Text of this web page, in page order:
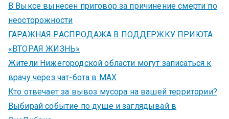
В Выксе вынесен приговор за причинение смерти по
неосторожности
ГАРАЖНАЯ РАСПРОДАЖА В ПОДДЕРЖКУ ПРИЮТА
«ВТОРАЯ ЖИЗНЬ»
Жители Нижегородской области могут записаться к
врачу через чат-бота в MAX
Кто отвечает за вывоз мусора на вашей территории?
Выбирай событие по душе и заглядывай в